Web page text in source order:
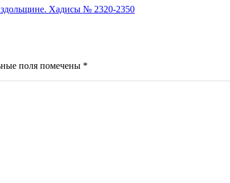
Хадисы № 2320-2350
поля помечены *